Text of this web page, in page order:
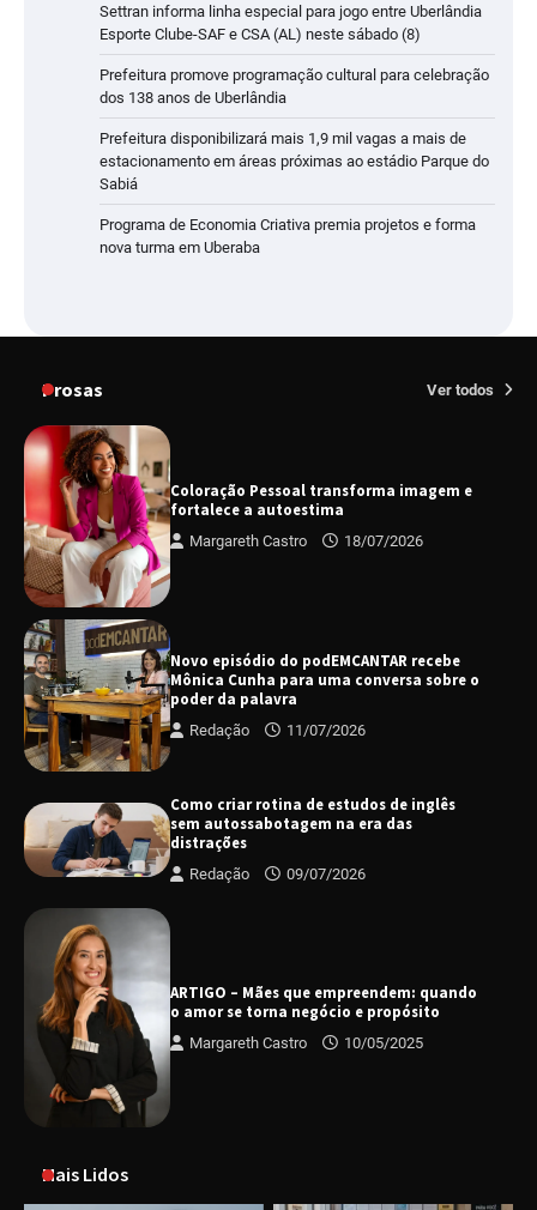
Settran informa linha especial para jogo entre Uberlândia
Esporte Clube-SAF e CSA (AL) neste sábado (8)
Prefeitura promove programação cultural para celebração
dos 138 anos de Uberlândia
Prefeitura disponibilizará mais 1,9 mil vagas a mais de
estacionamento em áreas próximas ao estádio Parque do
Sabiá
Programa de Economia Criativa premia projetos e forma
nova turma em Uberaba
Prosas Ver todos
Coloração Pessoal transforma imagem e
fortalece a autoestima
Margareth Castro 18/07/2026
Novo episódio do podEMCANTAR recebe
Mônica Cunha para uma conversa sobre o
poder da palavra
Redação 11/07/2026
Como criar rotina de estudos de inglês
sem autossabotagem na era das
distrações
Redação 09/07/2026
ARTIGO – Mães que empreendem: quando
o amor se torna negócio e propósito
Margareth Castro 10/05/2025
Mais Lidos